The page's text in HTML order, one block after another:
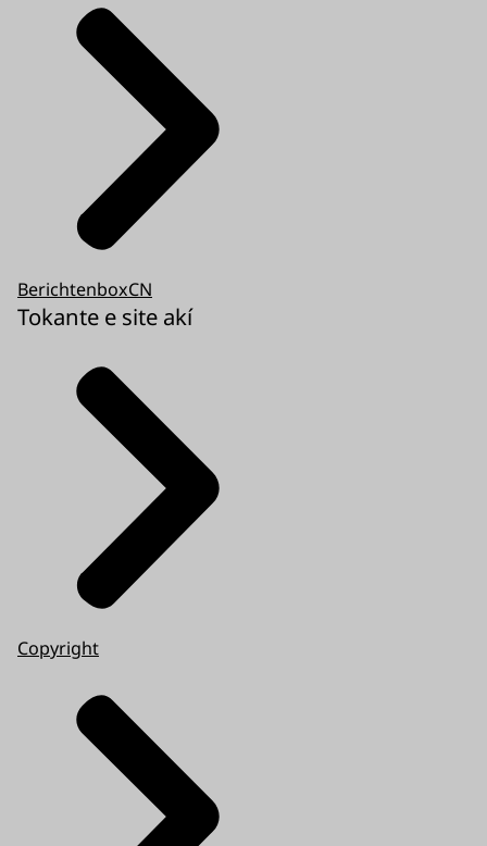
BerichtenboxCN
Tokante e site akí
Copyright